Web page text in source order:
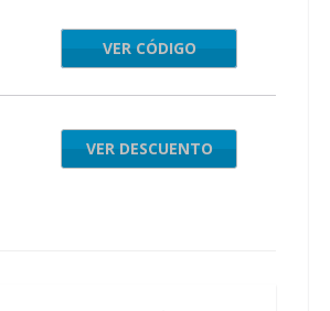
LCOME10
VER CÓDIGO
VER DESCUENTO